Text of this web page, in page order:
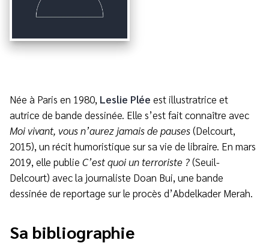
Née à Paris en 1980, Leslie Plée est illustratrice et
autrice de bande dessinée. Elle s’est fait connaître avec
Moi vivant, vous n’aurez jamais de pauses(Delcourt,
2015), un récit humoristique sur sa vie de libraire. En mars
2019, elle publie C’est quoi un terroriste ?(Seuil-
Delcourt) avec la journaliste Doan Bui, une bande
dessinée de reportage sur le procès d’Abdelkader Merah.
Sa bibliographie